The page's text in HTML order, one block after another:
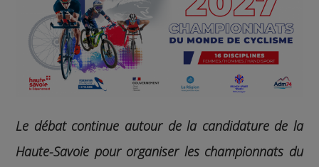
Le débat continue autour de la candidature de la
Haute-Savoie pour organiser les championnats du